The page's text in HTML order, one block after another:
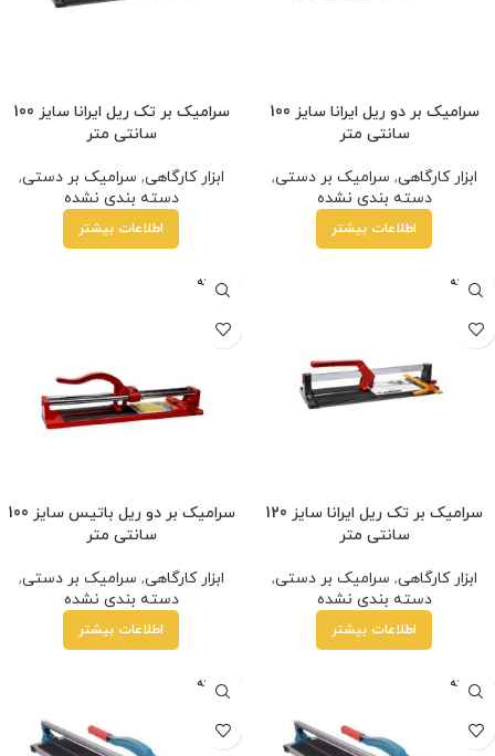
سرامیک بر دو ریل ایرانا سایز 100
سانتی متر
ابزار کارگاهی, سرامیک بر دستی,
دسته بندی نشده
اطلاعات بیشتر
سرامیک بر تک ریل ایرانا سایز 100
سانتی متر
ابزار کارگاهی, سرامیک بر دستی,
دسته بندی نشده
اطلاعات بیشتر
فروخته
شده
سرامیک بر تک ریل ایرانا سایز 120
سانتی متر
ابزار کارگاهی, سرامیک بر دستی,
دسته بندی نشده
اطلاعات بیشتر
فروخته
شده
سرامیک بر دو ریل باتیس سایز 100
سانتی متر
ابزار کارگاهی, سرامیک بر دستی,
دسته بندی نشده
اطلاعات بیشتر
فروخته
شده
فروخته
شده